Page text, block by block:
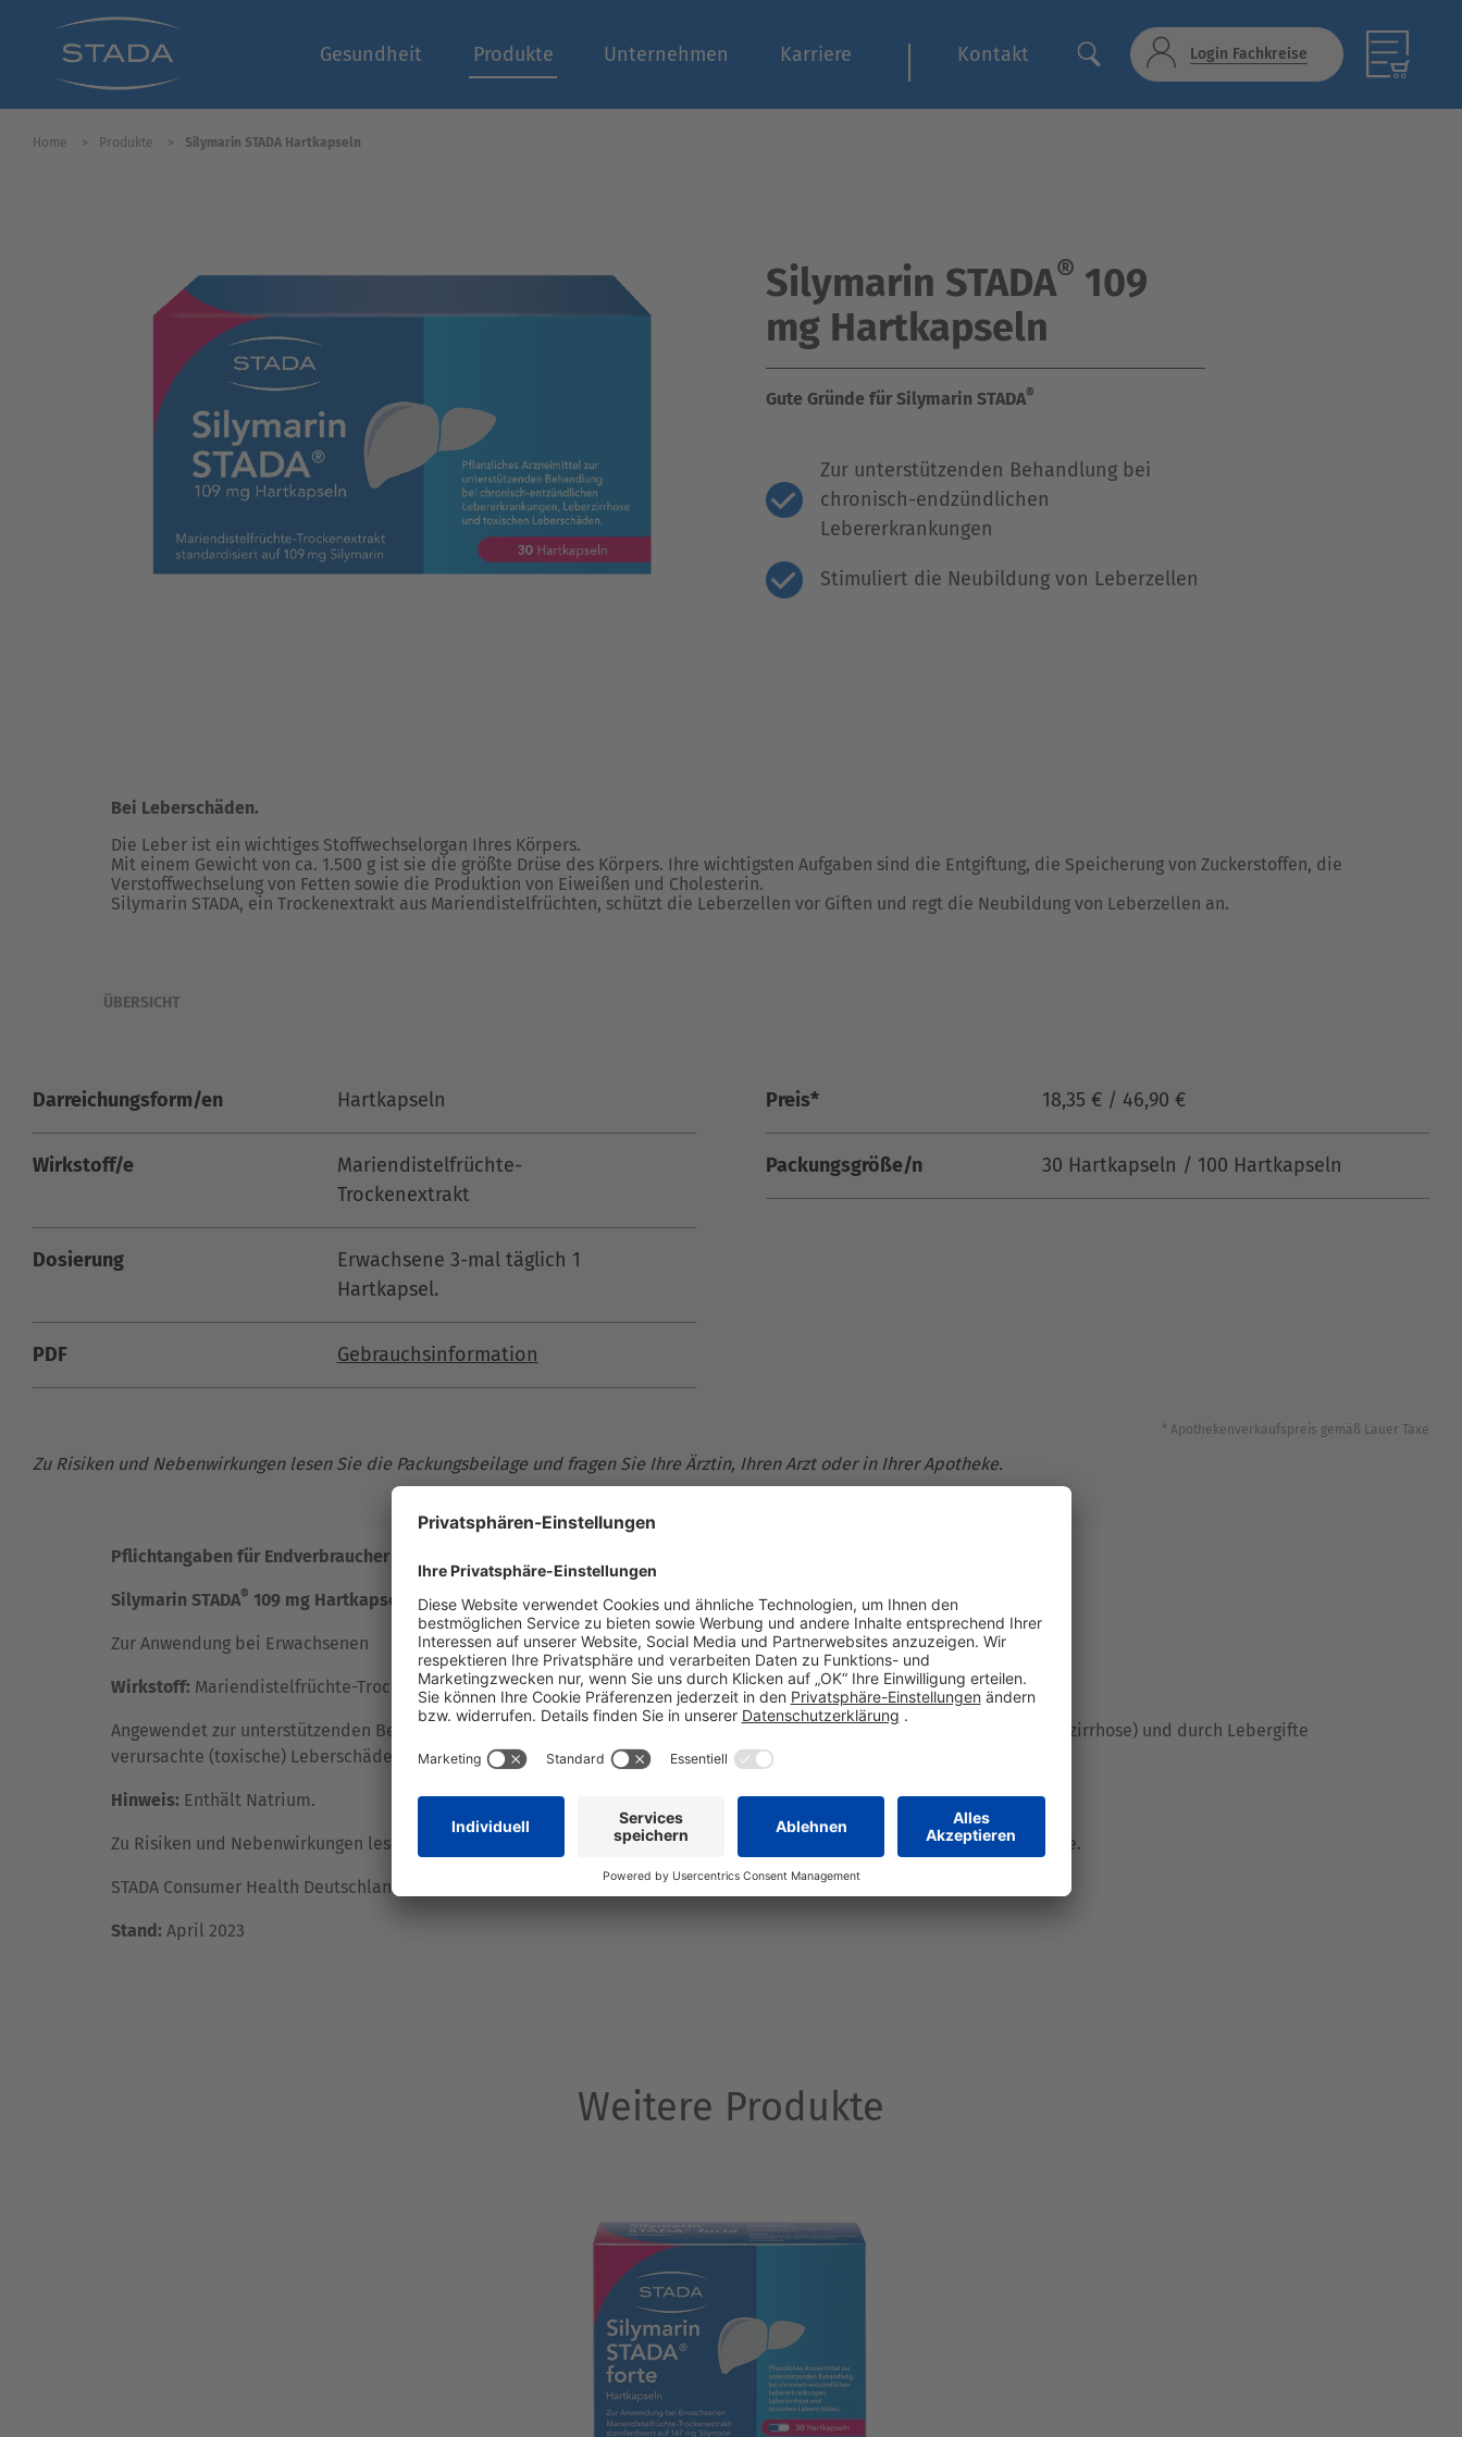
Gesundheit Produkte Unternehmen Karriere Kontakt Login Fachkreise
Home Produkte Silymarin STADA Hartkapseln
Silymarin STADA® 109
mg Hartkapseln
Gute Gründe für Silymarin STADA®
Zur unterstützenden Behandlung bei
chronisch-endzündlichen
Lebererkrankungen
Stimuliert die Neubildung von Leberzellen
Bei Leberschäden.
Die Leber ist ein wichtiges Stoffwechselorgan Ihres Körpers.
Mit einem Gewicht von ca. 1.500 g ist sie die größte Drüse des Körpers. Ihre wichtigsten Aufgaben sind die Entgiftung, die Speicherung von Zuckerstoffen, die
Verstoffwechselung von Fetten sowie die Produktion von Eiweißen und Cholesterin.
Silymarin STADA, ein Trockenextrakt aus Mariendistelfrüchten, schützt die Leberzellen vor Giften und regt die Neubildung von Leberzellen an.
ÜBERSICHT
Darreichungsform/en Hartkapseln
Wirkstoff/e
Mariendistelfrüchte-
Trockenextrakt
Dosierung
Erwachsene 3-mal täglich 1
Hartkapsel.
PDF Gebrauchsinformation
Preis* 18,35 € / 46,90 €
Packungsgröße/n 30 Hartkapseln / 100 Hartkapseln
* Apothekenverkaufspreis gemäß Lauer Taxe
Zu Risiken und Nebenwirkungen lesen Sie die Packungsbeilage und fragen Sie Ihre Ärztin, Ihren Arzt oder in Ihrer Apotheke.
Pflichtangaben für Endverbraucher
Silymarin STADA® 109 mg Hartkapseln
Zur Anwendung bei Erwachsenen
Wirkstoff: Mariendistelfrüchte-Trockenextrakt standardisiert auf 109 mg Silymarin.
Angewendet zur unterstützenden Behandlung bei chronisch-entzündlichen Lebererkrankungen, Leberschrumpfung (Leberzirrhose) und durch Lebergifte
verursachte (toxische) Leberschäden. Das Arzneimittel ist nicht zur Behandlung von akuten Vergiftungen bestimmt.
Hinweis: Enthält Natrium.
Zu Risiken und Nebenwirkungen lesen Sie die Packungsbeilage und fragen Sie Ihre Ärztin, Ihren Arzt oder in Ihrer Apotheke.
STADA Consumer Health Deutschland GmbH, Stadastraße 2–18, 61118 Bad Vilbel
Stand: April 2023
Weitere Produkte